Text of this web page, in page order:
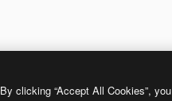
By clicking “Accept All Cookies”,